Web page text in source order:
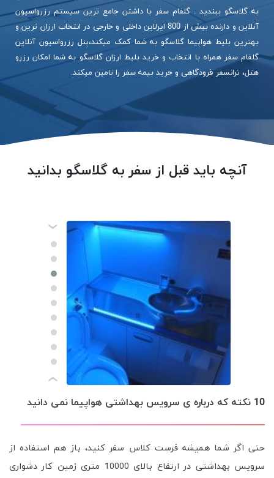
به گلاسگو ببندید . گلفام سفر با داشتن جامع ترین سیستم رزرواسیون
آنلاین و دارنده بیش از 800 ایرلاین داخلی و خارجی در انتخاب ارزان ترین و
بهترین بلیط هواپیما گلاسگو به شما کمک میکند،پنل رزرواسیون آنلاین
گلفام سفر همراه با انتخاب و خرید بلیط ارزان گلاسگو به شما امکان رزرو
هتل، ترانسفر فرودگاهی و خرید بیمه سفر را تامین میکند.
آنچه باید قبل از سفر به گلاسگو بدانید
‹
›
10 نکته که درباره ی سرویس بهداشتی هواپیما نمی دانید
حتی اگر شما همیشه فرست کلاس سفر کنید، باز هم استفاده از
سرویس بهداشتی در ارتفاع بالای 10000 متری زمین کار دشواری